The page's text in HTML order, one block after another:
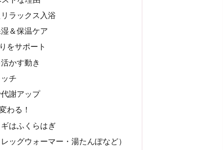
ラックス入浴
＆保温ケア
をサポート
かす動き
チ
謝アップ
わる！
はふくらはぎ
ッグウォーマー・湯たんぽなど）